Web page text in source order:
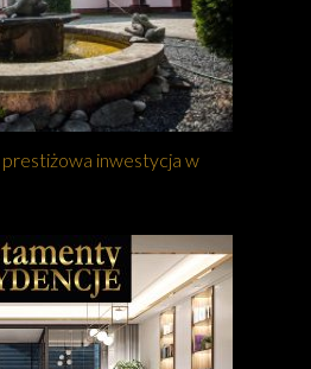
inwestycja w